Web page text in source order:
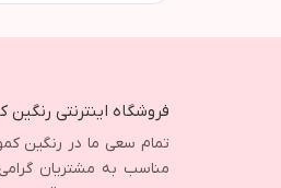
فروشگاه اینترنتی رنگین
تمام سعی ما در رنگین
مناسب به مشتریان